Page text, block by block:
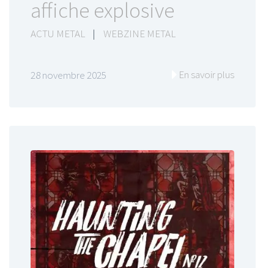
affiche explosive
ACTU METAL | WEBZINE METAL
28 novembre 2025 En savoir plus